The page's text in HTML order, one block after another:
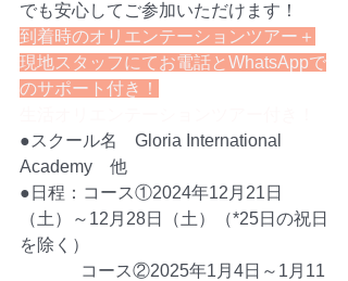
でも安心してご参加いただけます！
到着時のオリエンテーションツアー＋
現地スタッフにてお電話とWhatsAppで
のサポート付き！
​●スクール名　Gloria International
Academy　他
●日程：コース①2024年12月21日
（土）～12月28日（土）（*25日の祝日
を除く）
コース②2025年1月4日～1月11